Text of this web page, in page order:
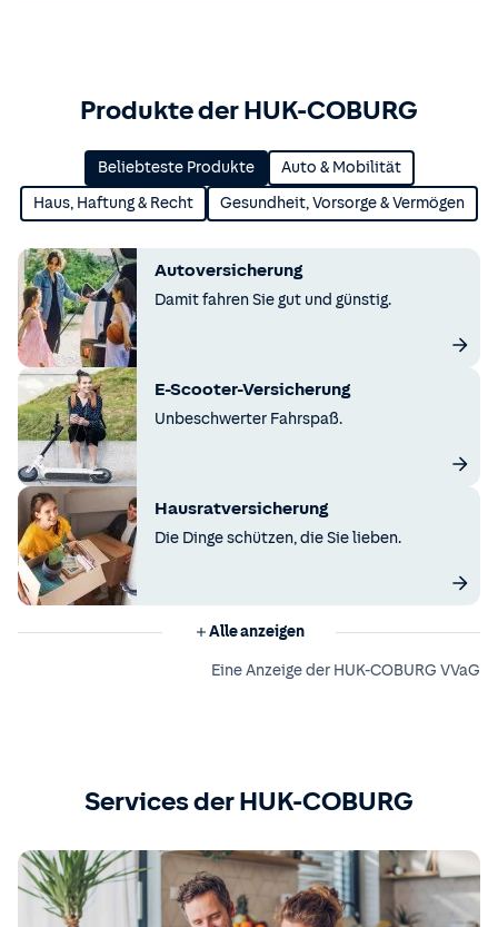
Produkte der HUK-COBURG
Beliebteste Produkte Auto & Mobilität
Haus, Haftung & Recht Gesundheit, Vorsorge & Vermögen
Autoversicherung
Damit fahren Sie gut und günstig.
E-Scooter-Versicherung
Unbeschwerter Fahrspaß.
Hausratversicherung
Die Dinge schützen, die Sie lieben.
Alle anzeigen
Eine Anzeige der HUK-COBURG VVaG
Services der HUK-COBURG